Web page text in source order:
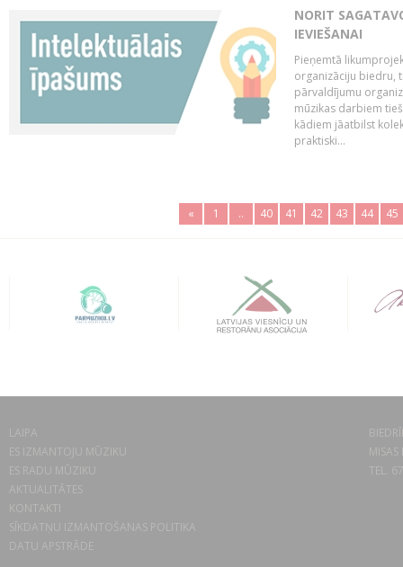
NORIT
IEVIEŠANAI
Pieņemtā
organizāciju biedru,
pārvaldījumu
mūzikas darbiem
kādiem jāatbilst
praktiski...
« 1 .. 40 41 42 43 44 45
LAIPA
ES IZMANTOJU MŪZIKU
ES RADU MŪZIKU
AKTUALITĀTES
KONTAKTI
SĪKDATŅU IZMANTOŠANAS POLITIKA
DATU APSTRĀDE
TEL.